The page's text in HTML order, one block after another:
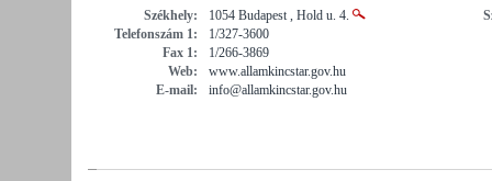
Székhely:
1054 Budapest , Hold u. 4.
Telefonszám 1:
1/327-3600
Fax 1:
1/266-3869
Web:
www.allamkincstar.gov.hu
E-mail:
info@allamkincstar.gov.hu